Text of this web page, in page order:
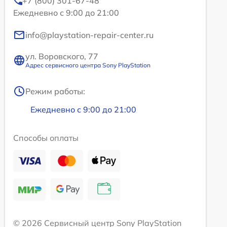
Ежедневно с 9:00 до 21:00
info@playstation-repair-center.ru
ул. Воровского, 77
Адрес сервисного центра Sony PlayStation
Режим работы:
Ежедневно с 9:00 до 21:00
Способы оплаты
© 2026 Сервисный центр Sony PlayStation